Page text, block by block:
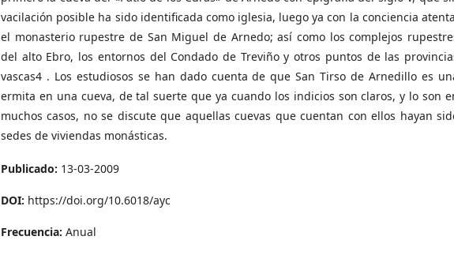
vacilación posible ha sido identificada como iglesia, luego ya con la conciencia
el monasterio rupestre de San Miguel de Arnedo; así como los complejos
del alto Ebro, los entornos del Condado de Treviño y otros puntos de las
vascas4 . Los estudiosos se han dado cuenta de que San Tirso de Arnedillo es
ermita en una cueva, de tal suerte que ya cuando los indicios son claros, y lo son
muchos casos, no se discute que aquellas cuevas que cuentan con ellos hayan
sedes de viviendas monásticas.
Publicado: 13-03-2009
DOI: https://doi.org/10.6018/ayc
Frecuencia: Anual